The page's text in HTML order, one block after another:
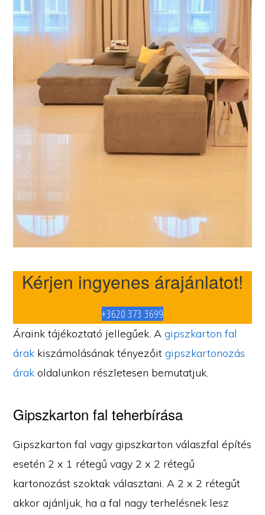
Kérjen ingyenes árajánlatot!
+3620 373 3699
Áraink tájékoztató jellegűek. Agipszkarton fal
árak kiszámolásának tényezőitgipszkartonozás
árak oldalunkon részletesen bemutatjuk.
Gipszkarton fal teherbírása
Gipszkarton fal vagy gipszkarton válaszfal építés
esetén 2 x 1 rétegű vagy 2 x 2 rétegű
kartonozást szoktak választani. A 2 x 2 rétegűt
akkor ajánljuk, ha a fal nagy terhelésnek lesz